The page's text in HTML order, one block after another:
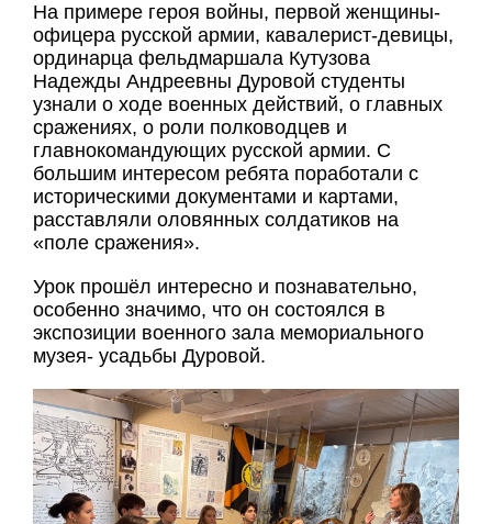
На примере героя войны, первой женщины-
офицера русской армии, кавалерист-девицы,
ординарца фельдмаршала Кутузова
Надежды Андреевны Дуровой студенты
узнали о ходе военных действий, о главных
сражениях, о роли полководцев и
главнокомандующих русской армии. С
большим интересом ребята поработали с
историческими документами и картами,
расставляли оловянных солдатиков на
«поле сражения».
Урок прошёл интересно и познавательно,
особенно значимо, что он состоялся в
экспозиции военного зала мемориального
музея- усадьбы Дуровой.